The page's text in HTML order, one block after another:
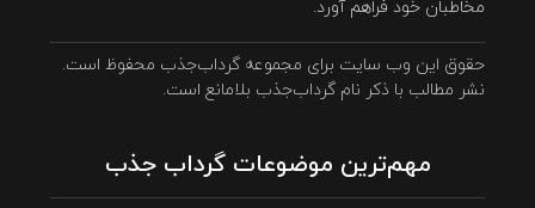
مخاطبان خود فراهم آورد.
حقوق این وب سایت برای مجموعه گرداب‌جذب محفوظ است.
نشر مطالب با ذکر نام گرداب‌جذب بلامانع است.
مهم‌ترین موضوعات گرداب جذب